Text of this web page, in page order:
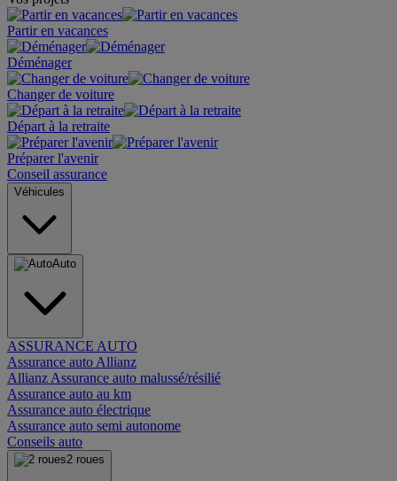
Partir en vacances
Déménager
Changer de voiture
Départ à la retraite
Préparer l'avenir
Conseil assurance
Véhicules
Auto
ASSURANCE AUTO
Assurance auto Allianz
Allianz Assurance auto malussé/résilié
Assurance auto au km
Assurance auto électrique
Assurance auto semi autonome
Conseils auto
2 roues